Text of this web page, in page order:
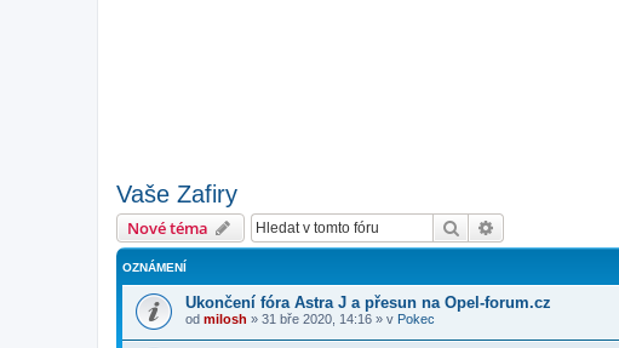
Vaše Zafiry
Nové téma Hledat
OZNÁMENÍ
Ukončení fóra Astra J a přesun na Opel-forum.cz
od milosh » 31 bře 2020, 14:16 » v Pokec